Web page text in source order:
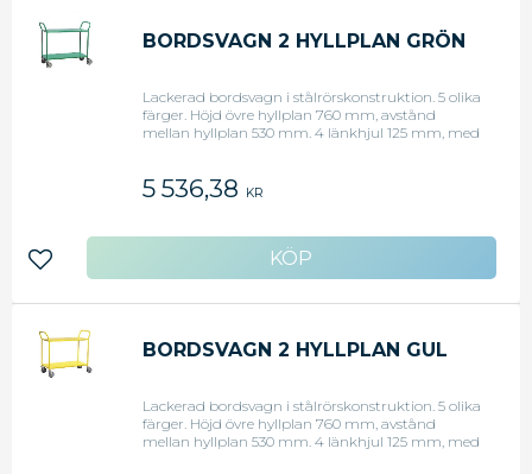
BORDSVAGN 2 HYLLPLAN GRÖN
Lackerad bordsvagn i stålrörskonstruktion. 5 olika
färger. Höjd övre hyllplan 760 mm, avstånd
mellan hyllplan 530 mm. 4 länkhjul 125 mm, med
Kapacitet 250 kg. Vikt 23 kg. Levereras omonterad
= Flatpack.
5 536,38 KR
Lägg till i favoriter
BORDSVAGN 2 HYLLPLAN GUL
Lackerad bordsvagn i stålrörskonstruktion. 5 olika
färger. Höjd övre hyllplan 760 mm, avstånd
mellan hyllplan 530 mm. 4 länkhjul 125 mm, med